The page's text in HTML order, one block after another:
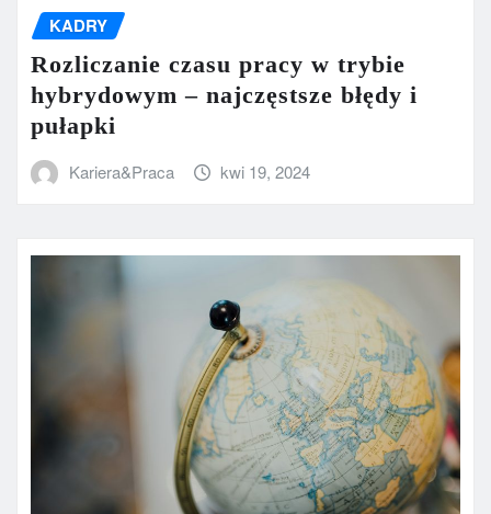
KADRY
Rozliczanie czasu pracy w trybie
hybrydowym – najczęstsze błędy i
pułapki
Kariera&Praca kwi 19, 2024